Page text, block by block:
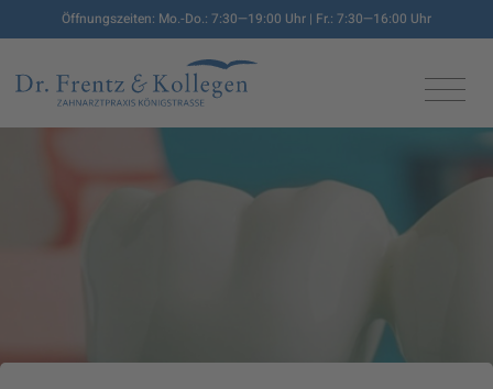
Öffnungszeiten: Mo.-Do.: 7:30—19:00 Uhr | Fr.: 7:30—16:00 Uhr